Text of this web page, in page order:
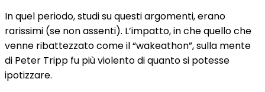
In quel periodo, studi su questi argomenti, erano
rarissimi (se non assenti). L’impatto, in che quello che
venne ribattezzato come il “wakeathon”, sulla mente
di Peter Tripp fu più violento di quanto si potesse
ipotizzare.